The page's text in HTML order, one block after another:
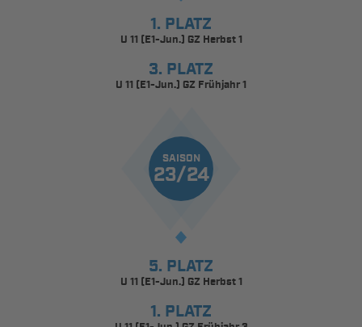
1. PLATZ
U 11 (E1-Jun.) GZ Herbst 1
3. PLATZ
U 11 (E1-Jun.) GZ Frühjahr 1
SAISON
23/24
5. PLATZ
U 11 (E1-Jun.) GZ Herbst 1
1. PLATZ